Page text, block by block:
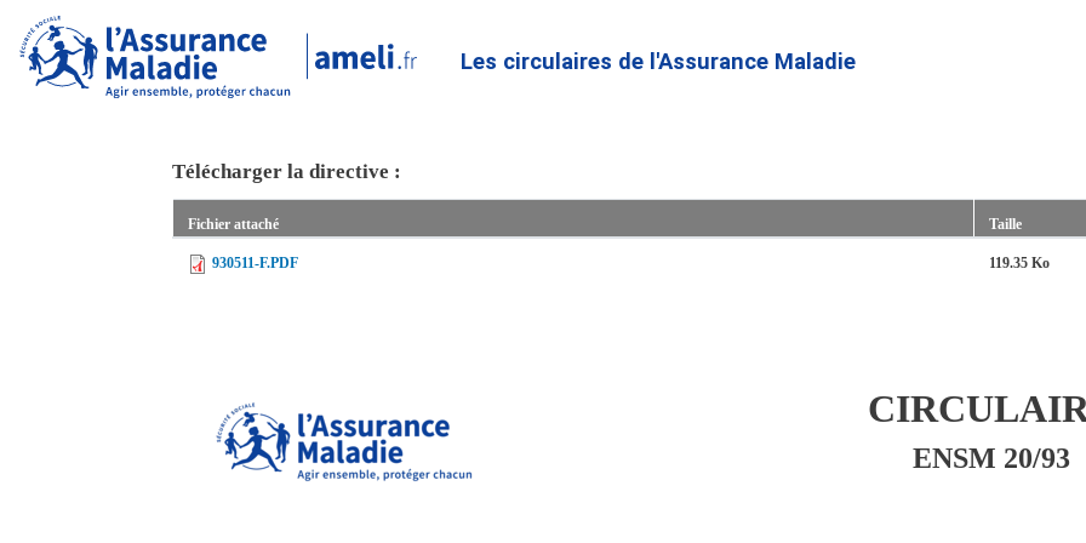
au
contenu
Les circulaires de l'Assurance Maladie
Télécharger la directive :
Fichier attaché Taille
930511-F.PDF 119.35 Ko
ENSM 20/93